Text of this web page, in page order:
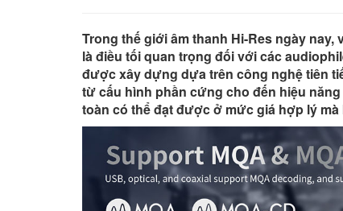
Trong thế giới âm thanh Hi-Res ngày
là điều tối quan trọng đối với các
được xây dựng dựa trên công nghệ tiên
từ cấu hình phần cứng cho đến hiệu
toàn có thể đạt được ở mức giá hợp lý